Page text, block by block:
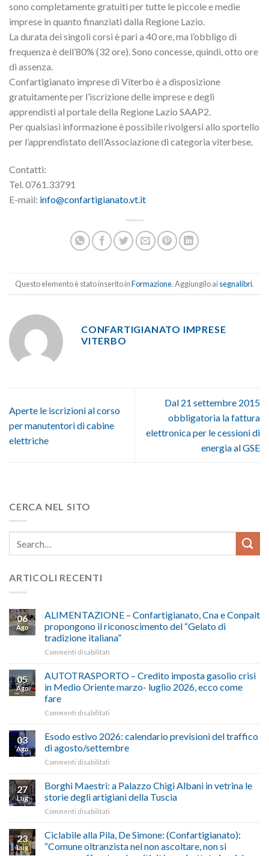
sono completamente gratuiti per tutte le piccole e medie
imprese in quanto finanziati dalla Regione Lazio.
La durata dei singoli corsi è pari a 40 ore, ma l’obbligo di
frequenza è dell’80% (32 ore). Sono concesse, quindi, otto ore
di assenza.
Confartigianato imprese di Viterbo è a disposizione
gratuitamente per l’iscrizione delle imprese e degli
apprendisti al portale della Regione Lazio SAAP2.
Per qualsiasi informazione è possibile rivolgersi allo sportello
per l’apprendistato dell’Associazione di categoria viterbese.
Contatti:
Tel. 0761.33791
E-mail: info@confartigianato.vt.it
Questo elemento è stato inserito inFormazione. Aggiungilo aisegnalibri.
CONFARTIGIANATO IMPRESE
VITERBO
Aperte le iscrizioni al corso
per manutentori di cabine
elettriche
Dal 21 settembre 2015
obbligatoria la fattura
elettronica per le cessioni di
energia al GSE
CERCA NEL SITO
ARTICOLI RECENTI
06
Ago
ALIMENTAZIONE – Confartigianato, Cna e Conpait
propongono il riconoscimento del “Gelato di
tradizione italiana”
Commenti disabilitati
–
Confartigianato,
Cna
il
riconoscimento
del
tradizione
italiana”
05
Ago
AUTOTRASPORTO – Credito imposta gasolio crisi
in Medio Oriente marzo- luglio 2026, ecco come
fare
Commenti disabilitati
–
Credito
imposta
in
Medio
Oriente
2026,
ecco
03
Ago
Esodo estivo 2026: calendario previsioni del traffico
di agosto/settembre
Commenti disabilitati
estivo
2026:
calendario
traffico
di
agosto/settembre
27
Lug
Borghi Maestri: a Palazzo Chigi Albani in vetrina le
storie degli artigiani della Tuscia
Commenti disabilitati
Maestri:
a
Palazzo
23
Lug
Ciclabile alla Pila, De Simone: (Confartigianato):
“Comune oltranzista nel non ascoltare, non si